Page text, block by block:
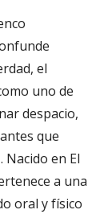
el
uno de
despacio,
que
en El
a una
oral y físico